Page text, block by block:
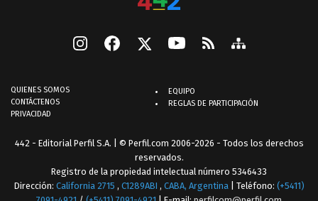
QUIENES SOMOS
CONTÁCTENOS
PRIVACIDAD
EQUIPO
REGLAS DE PARTICIPACIÓN
442 - Editorial Perfil S.A. | © Perfil.com 2006-2026 - Todos los derechos
reservados.
Registro de la propiedad intelectual número 5346433
Dirección: California 2715 , C1289ABI , CABA, Argentina | Teléfono: (+5411)